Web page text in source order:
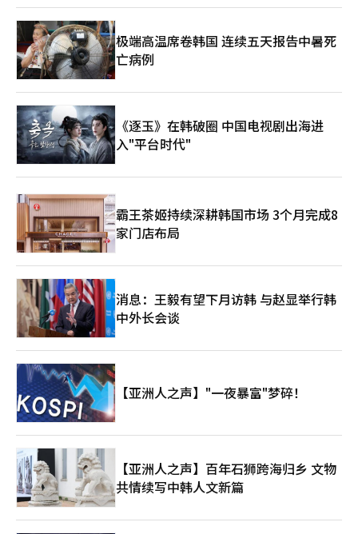
极端高温席卷韩国 连续五天报告中暑死
亡病例
《逐玉》在韩破圈 中国电视剧出海进
入"平台时代"
霸王茶姬持续深耕韩国市场 3个月完成8
家门店布局
消息：王毅有望下月访韩 与赵显举行韩
中外长会谈
【亚洲人之声】"一夜暴富"梦碎！
【亚洲人之声】百年石狮跨海归乡 文物
共情续写中韩人文新篇